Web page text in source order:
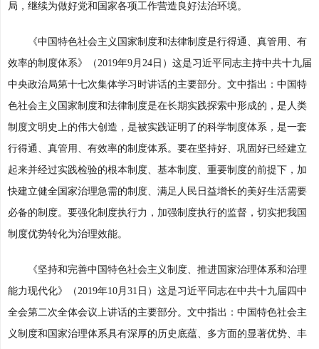
局，继续为做好党和国家各项工作营造良好法治环境。
《中国特色社会主义国家制度和法律制度是行得通、真管用、有
效率的制度体系》（2019年9月24日）这是习近平同志主持中共十九届
中央政治局第十七次集体学习时讲话的主要部分。文中指出：中国特
色社会主义国家制度和法律制度是在长期实践探索中形成的，是人类
制度文明史上的伟大创造，是被实践证明了的科学制度体系，是一套
行得通、真管用、有效率的制度体系。要在坚持好、巩固好已经建立
起来并经过实践检验的根本制度、基本制度、重要制度的前提下，加
快建立健全国家治理急需的制度、满足人民日益增长的美好生活需要
必备的制度。要强化制度执行力，加强制度执行的监督，切实把我国
制度优势转化为治理效能。
《坚持和完善中国特色社会主义制度、推进国家治理体系和治理
能力现代化》（2019年10月31日）这是习近平同志在中共十九届四中
全会第二次全体会议上讲话的主要部分。文中指出：中国特色社会主
义制度和国家治理体系具有深厚的历史底蕴、多方面的显著优势、丰